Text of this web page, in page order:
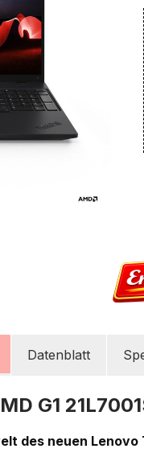
Datenblatt
G1
des neuen Lenovo